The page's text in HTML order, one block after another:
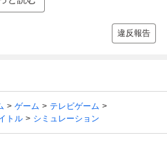
違反報告
ゲーム
テレビゲーム
トル シミュレーション